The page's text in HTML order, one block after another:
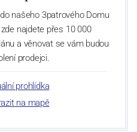
našeho 3patrového Domu
najdete přes 10 000
a věnovat se vám budou
prodejci.
prohlídka
na mapě